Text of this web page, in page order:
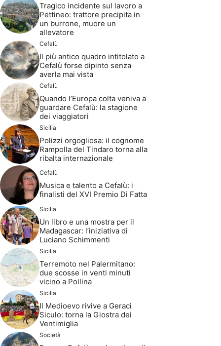
Tragico incidente sul lavoro a
Pettineo: trattore precipita in
un burrone, muore un
allevatore
Cefalù
Il più antico quadro intitolato a
Cefalù forse dipinto senza
averla mai vista
Cefalù
Quando l’Europa colta veniva a
guardare Cefalù: la stagione
dei viaggiatori
Sicilia
Polizzi orgogliosa: il cognome
Rampolla del Tindaro torna alla
ribalta internazionale
Cefalù
Musica e talento a Cefalù: i
finalisti del XVI Premio Di Fatta
Sicilia
Un libro e una mostra per il
Madagascar: l’iniziativa di
Luciano Schimmenti
Sicilia
Terremoto nel Palermitano:
due scosse in venti minuti
vicino a Pollina
Sicilia
Il Medioevo rivive a Geraci
Siculo: torna la Giostra dei
Ventimiglia
Società